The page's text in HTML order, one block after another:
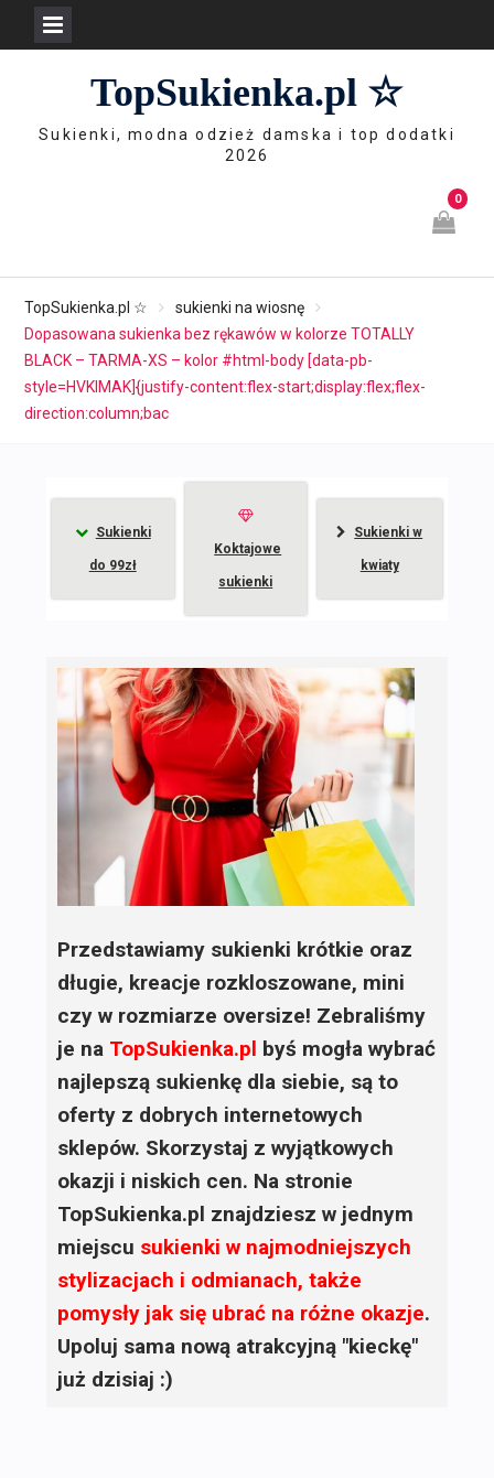
TopSukienka.pl ☆
Sukienki, modna odzież damska i top dodatki
2026
0
TopSukienka.pl ☆
sukienki na wiosnę
Dopasowana sukienka bez rękawów w kolorze TOTALLY
BLACK – TARMA-XS – kolor #html-body [data-pb-
style=HVKIMAK]{justify-content:flex-start;display:flex;flex-
direction:column;bac
Sukienki
do 99zł
Koktajowe
sukienki
Sukienki w
kwiaty
Przedstawiamy sukienki krótkie oraz
długie, kreacje rozkloszowane, mini
czy w rozmiarze oversize! Zebraliśmy
je na TopSukienka.pl byś mogła wybrać
najlepszą sukienkę dla siebie, są to
oferty z dobrych internetowych
sklepów. Skorzystaj z wyjątkowych
okazji i niskich cen. Na stronie
TopSukienka.pl znajdziesz w jednym
miejscu sukienki w najmodniejszych
stylizacjach i odmianach, także
pomysły jak się ubrać na różne okazje.
Upoluj sama nową atrakcyjną "kieckę"
już dzisiaj :)